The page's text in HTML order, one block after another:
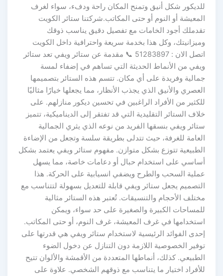
للديكور شكل أنيق وتمنح المكان راحة ودفء، سواء لغرف
المعيشة أو النوم أو حتى المكاتب.شركتنا ستائر الكويت
تقدملك أجود الخامات مع تفصيل دقيق يناسب ذوقك
وميزانيتك، وكل هذا بخدمة سريعة واحترافية داخل الكويت
اتصل الان : 51283897 📞 مقدمة عن ستائر ويفي تعد ستائر
ويفي من الأنماط الحديثة التي تساهم في إضفاء لمسة
جمالية وفريدة على أي مكان. تتسم هذه الستائر بتصميمها
العصري والأنيق الذي يجذب الأنظار، مما يجعلها خيارًا مثاليًا
للكثير من الأفراد الراغبين في تحسين ديكور منازلهم. على
خلاف الستائر التقليدية التي قد تفتقر إلى الديناميكية، تتميز
ستائر ويفي بنسقها الفريد من نوعه الذي يثري الجمالية
العامة للغرفة، حيث تتدلى بطريقة سلسة وتجعل من الإضاءة
الطبيعية تتوزع بشكل متوازن. مفهوم ستائر ويفي يعتمد بشكل
أساسي على استخدام حبال أو دعامات خاصة، مما يسهل
عملية السحب والطرح ويضفي انسيابية على الحركة. هذا
التصميم يجعل ستائر ويفي قابلة للتعديل بسهولة لتتناسب مع
مختلف الأحجام والتنسيقات. تُعتبر هذه الستائر مثالية
للمساحات الكبيرة والصغيرة على حد سواء، ويمكن
استخدامها في غرف المعيشة، غرف النوم، أو حتى المكاتب.
إحدى الفوائد الرئيسية لاستخدام ستائر ويفي هي قدرتها على
توفير الخصوصية اللازمة دون التنازل عن دخول الضوء
الطبيعي. كذلك، أنماطها المتعددة من الأقمشة والألوان تتيح
للأفراد اختيار ما يتناسب مع ذوقهم الشخصي. علاوة على